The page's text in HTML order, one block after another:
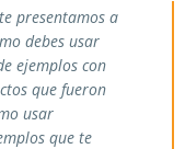
presentamos a
debes usar
ejemplos con
que fueron
usar
que te